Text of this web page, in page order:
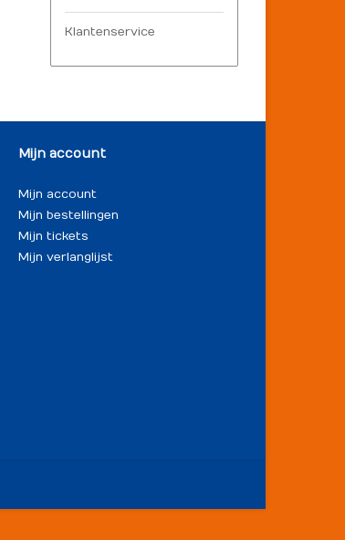
Klantenservice
Mijn account
Mijn account
Mijn bestellingen
Mijn tickets
Mijn verlanglijst